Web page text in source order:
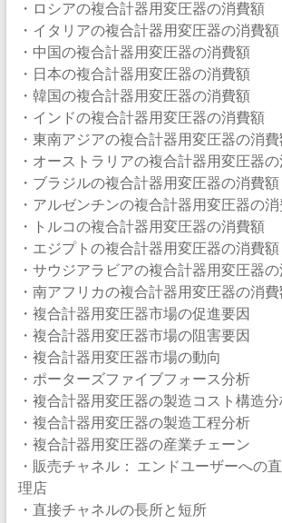
・ロシアの複合計器用変圧器の消費額
・イタリアの複合計器用変圧器の消費額
・中国の複合計器用変圧器の消費額
・日本の複合計器用変圧器の消費額
・韓国の複合計器用変圧器の消費額
・インドの複合計器用変圧器の消費額
・東南アジアの複合計器用変圧器の消
・オーストラリアの複合計器用変圧器
・ブラジルの複合計器用変圧器の消費額
・アルゼンチンの複合計器用変圧器の
・トルコの複合計器用変圧器の消費額
・エジプトの複合計器用変圧器の消費額
・サウジアラビアの複合計器用変圧器
・南アフリカの複合計器用変圧器の消
・複合計器用変圧器市場の促進要因
・複合計器用変圧器市場の阻害要因
・複合計器用変圧器市場の動向
・ポーターズファイブフォース分析
・複合計器用変圧器の製造コスト構造
・複合計器用変圧器の製造工程分析
・複合計器用変圧器の産業チェーン
・販売チャネル： エンドユーザーへの
理店
・直接チャネルの長所と短所